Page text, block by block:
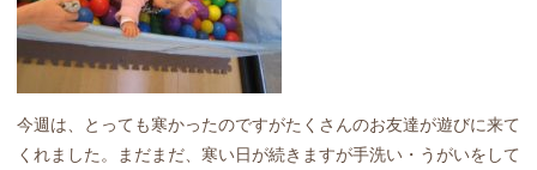
今週は、とっても寒かったのですがたくさんのお友達が遊びに来て
くれました。まだまだ、寒い日が続きますが手洗い・うがいをして